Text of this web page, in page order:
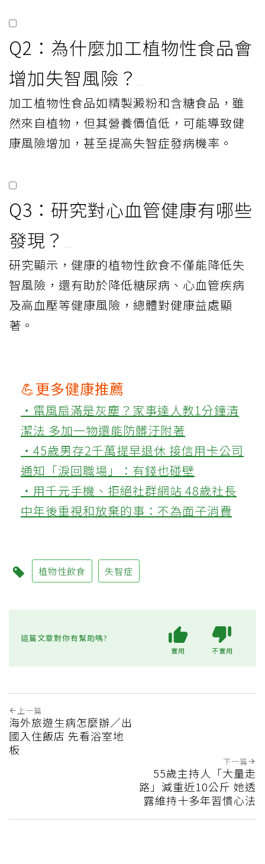
Q2：為什麼加工植物性食品會
增加失智風險？
加工植物性食品如精製澱粉和含糖食品，雖
然來自植物，但其營養價值低，可能導致健
康風險增加，甚至提高失智症發病機率。
Q3：研究對心血管健康有哪些
發現？
研究顯示，健康的植物性飲食不僅能降低失
智風險，還有助於降低糖尿病、心血管疾病
及高血壓等健康風險，總體對健康益處顯
著。
💪更多健康推薦
‧電風扇滿是灰塵？家事達人教1分鐘清
潔法 多加一物還能防髒汙附著
‧45歲男存2千萬提早退休 接信用卡公司
通知「淚回職場」：有錢也碰壁
‧用千元手機、拒絕社群網站 48歲社長
中年後重視和放棄的事：不為面子消費
植物性飲食 失智症
這篇文章對你有幫助嗎?
實用 不實用
上一篇
海外旅遊生病怎麼辦／出
國入住飯店 先看浴室地
板
下一篇
55歲主持人「大量走
路」減重近10公斤 她透
露維持十多年習慣心法